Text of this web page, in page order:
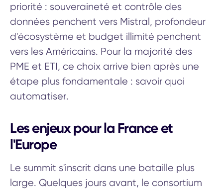
priorité : souveraineté et contrôle des
données penchent vers Mistral, profondeur
d'écosystème et budget illimité penchent
vers les Américains. Pour la majorité des
PME et ETI, ce choix arrive bien après une
étape plus fondamentale : savoir quoi
automatiser.
Les enjeux pour la France et
l'Europe
Le summit s'inscrit dans une bataille plus
large. Quelques jours avant, le consortium